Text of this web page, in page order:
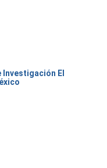
Investigación El